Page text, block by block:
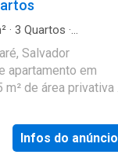
· 3 Quartos ·
Salvador
apartamento em
de área privativa e
edifício de 12
vista e conforto.
taxa de condomínio
Infos do anúncio